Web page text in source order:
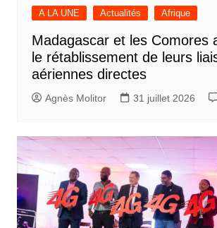
A LA UNE Actualités Afrique
Madagascar et les Comores
le rétablissement de leurs
aériennes directes
Agnès Molitor 31 juillet 2026